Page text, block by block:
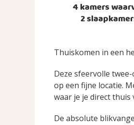
4 kamers
2
Thuiskomen in een
Deze sfeervolle
op een fijne locatie.
waar je je direct thuis
De absolute